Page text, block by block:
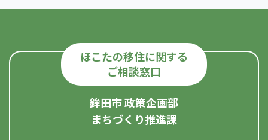
ほこたの移住に関する
ご相談窓口
鉾田市 政策企画部
まちづくり推進課